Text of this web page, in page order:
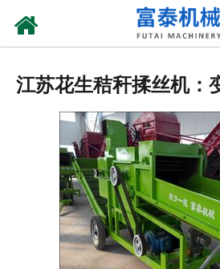
江苏花生秸秆揉丝机：